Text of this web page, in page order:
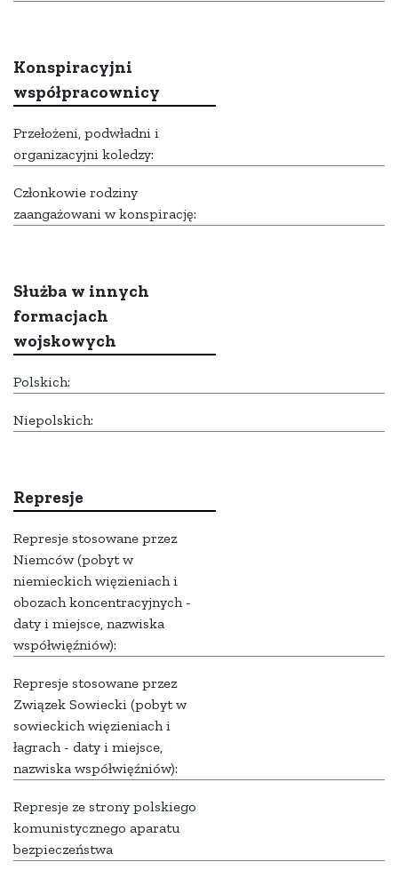
Konspiracyjni
współpracownicy
Przełożeni, podwładni i
organizacyjni koledzy:
Członkowie rodziny
zaangażowani w konspirację:
Służba w innych
formacjach
wojskowych
Polskich:
Niepolskich:
Represje
Represje stosowane przez
Niemców (pobyt w
niemieckich więzieniach i
obozach koncentracyjnych -
daty i miejsce, nazwiska
współwięźniów):
Represje stosowane przez
Związek Sowiecki (pobyt w
sowieckich więzieniach i
łagrach - daty i miejsce,
nazwiska współwięźniów):
Represje ze strony polskiego
komunistycznego aparatu
bezpieczeństwa